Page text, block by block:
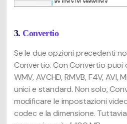
3. Convertio
Se le due opzioni precedenti
Convertio. Con Convertio puoi
WMV, AVCHD, RMVB, F4V,
unici e standard. Non solo,
modificare le impostazioni
codec e la dimensione.